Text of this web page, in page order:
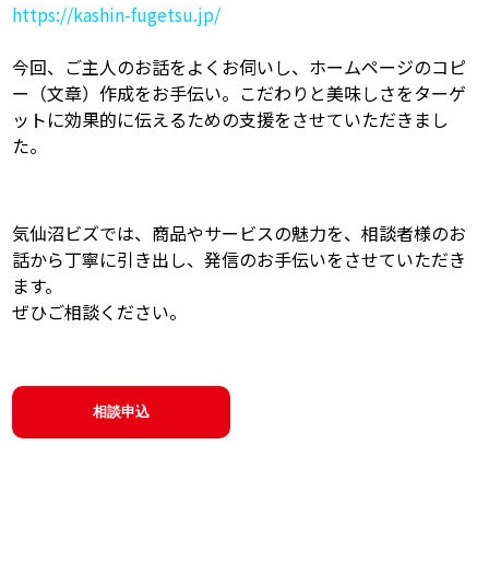
https://kashin-fugetsu.jp/
今回、ご主人のお話をよくお伺いし、ホームページのコピ
ー（文章）作成をお手伝い。こだわりと美味しさをターゲ
ットに効果的に伝えるための支援をさせていただきまし
た。
気仙沼ビズでは、商品やサービスの魅力を、相談者様のお
話から丁寧に引き出し、発信のお手伝いをさせていただき
ます。
ぜひご相談ください。
相談申込